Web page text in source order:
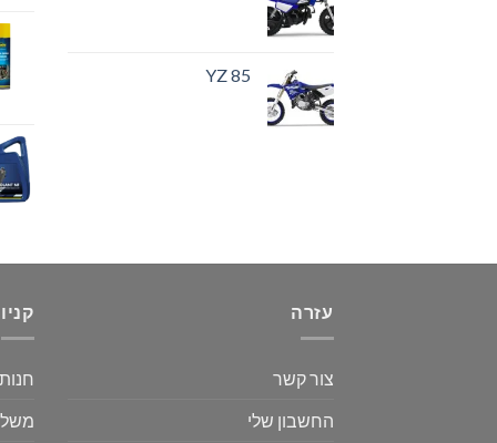
YZ 85
עזרה
צור קשר
החשבון שלי
חנות